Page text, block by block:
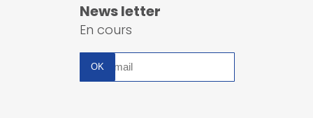
News letter
En cours
Inscription